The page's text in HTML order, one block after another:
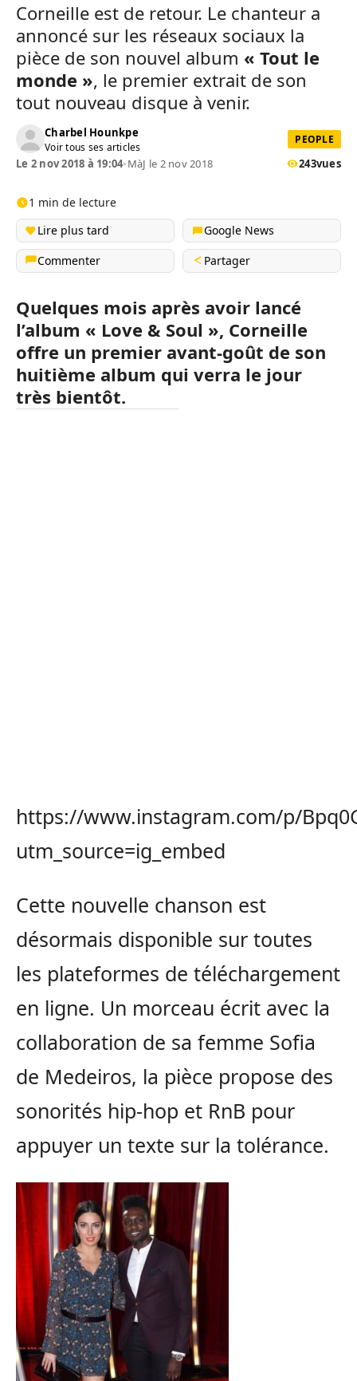
Corneille est de retour. Le chanteur a
annoncé sur les réseaux sociaux la
pièce de son nouvel album « Tout le
monde », le premier extrait de son
tout nouveau disque à venir.
Charbel Hounkpe
Voir tous ses articles
PEOPLE
Le 2 nov 2018 à 19:04•MàJ le 2 nov 2018 243vues
1 min de lecture
Lire plus tard
Google News
Commenter
Partager
Quelques mois après avoir lancé
l’album « Love & Soul », Corneille
offre un premier avant-goût de son
huitième album qui verra le jour
très bientôt.
https://www.instagram.com/p/
utm_source=ig_embed
Cette nouvelle chanson est
désormais disponible sur toutes
les plateformes de téléchargement
en ligne. Un morceau écrit avec la
collaboration de sa femme Sofia
de Medeiros, la pièce propose des
sonorités hip-hop et RnB pour
appuyer un texte sur la tolérance.